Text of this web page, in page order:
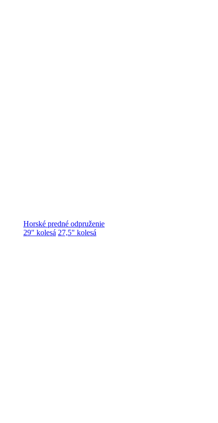
Horské predné odpruženie
29" kolesá 27,5" kolesá